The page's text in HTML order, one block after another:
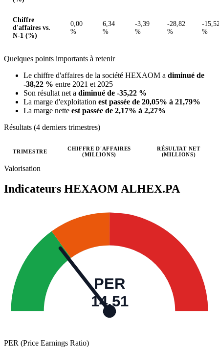
Chiffre
d'affaires vs.
N-1 (%)
0,00
%
6,34
%
-3,39
%
-28,82
%
-
%
Quelques points importants à retenir
Le chiffre d'affaires de la société HEXAOM a diminué de
-38,22 % entre 2021 et 2025
Son résultat net a diminué de -35,22 %
La marge d'exploitation est passée de 20,05% à 21,79%
La marge nette est passée de 2,17% à 2,27%
Résultats (4 derniers trimestres)
Valeurs trimestrielles en millions (euro)
TRIMESTRE
CHIFFRE D'AFFAIRES
(MILLIONS)
RÉSULTAT NET
(MILLIONS)
Valorisation
Indicateurs HEXAOM ALHEX.PA
PER
14,51
PER (Price Earnings Ratio)